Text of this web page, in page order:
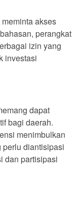
akses
perangkat
izin yang
investasi
dapat
bagi daerah.
menimbulkan
diantisipasi
dan partisipasi